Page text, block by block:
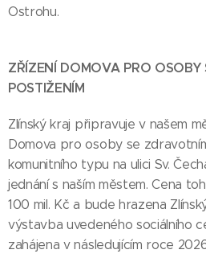
Ostrohu.
ZŘÍZENÍ DOMOVA PRO OSOBY
POSTIŽENÍM
Zlínský kraj připravuje v našem
Domova pro osoby se
komunitního typu na ulici Sv.
jednání s naším městem. Cena
100 mil. Kč a bude hrazena
výstavba uvedeného sociálního
zahájena v následujícím roce